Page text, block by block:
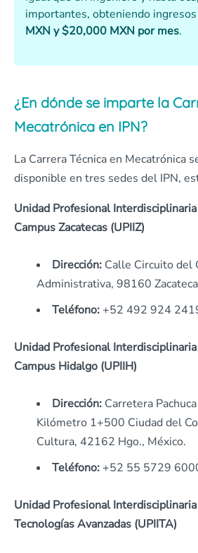
importantes, obteniendo
MXN y $20,000 MXN por mes.
¿En dónde se imparte la
Mecatrónica en IPN?
La Carrera Técnica en Mecatrónica
disponible en tres sedes del IPN,
Unidad Profesional
Campus Zacatecas (UPIIZ)
Dirección: Calle Circuito del
Administrativa, 98160
Teléfono: +52 492 924
Unidad Profesional
Campus Hidalgo (UPIIH)
Dirección: Carretera
Kilómetro 1+500 Ciudad del
Cultura, 42162 Hgo., México.
Teléfono: +52 55 5729
Unidad Profesional
Tecnologías Avanzadas (UPIITA)